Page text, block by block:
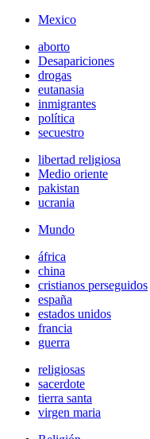
Mexico
aborto
Desapariciones
drogas
eutanasia
inmigrantes
política
secuestro
libertad religiosa
Medio oriente
pakistan
ucrania
Mundo
áfrica
china
cristianos perseguidos
españa
estados unidos
francia
guerra
religiosas
sacerdote
tierra santa
virgen maria